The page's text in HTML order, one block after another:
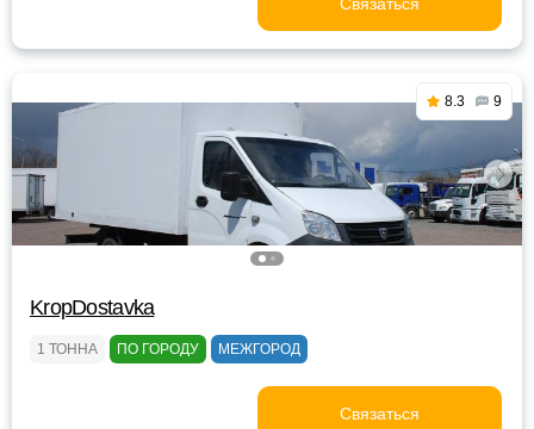
8.3 9
KropDostavka
1 ТОННА ПО ГОРОДУ МЕЖГОРОД
Связаться